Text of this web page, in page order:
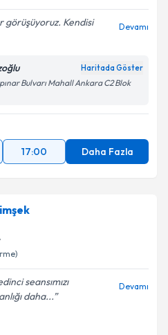
görüşüyoruz. Kendisi
Devamı
Haritada Göster
Bulvarı Mahall Ankara C2 Blok
17:00 Daha Fazla
seansımızı
daha...
Devamı